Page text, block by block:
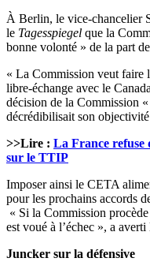
À Berlin, le vice-chancelier
le Tagesspiegel que la
bonne volonté » de la part
« La Commission veut faire
libre-échange avec le
décision de la Commission
décrédibilisait son
>>Lire : La France refuse
sur le TTIP
Imposer ainsi le CETA
pour les prochains accords
« Si la Commission
est voué à l’échec », a
Juncker sur la défensive